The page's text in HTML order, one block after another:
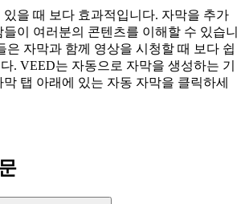
을 때 보다 효과적입니다. 자막을 추가
이 여러분의 콘텐츠를 이해할 수 있습니
은 자막과 함께 영상을 시청할 때 보다 쉽
. VEED는 자동으로 자막을 생성하는 기
탭 아래에 있는 자동 자막을 클릭하세